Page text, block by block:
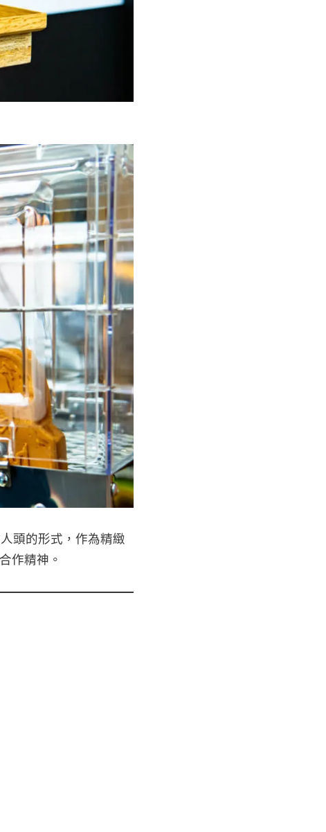
頭的形式，作為精緻
作精神。